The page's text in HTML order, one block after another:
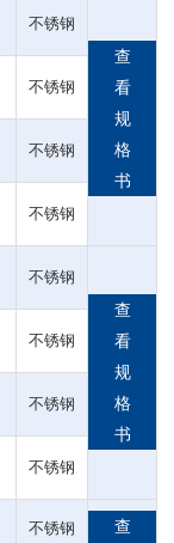
不锈钢
查
看
规
格
书
不锈钢
不锈钢
不锈钢
不锈钢
查
看
规
格
书
不锈钢
不锈钢
不锈钢
不锈钢
查